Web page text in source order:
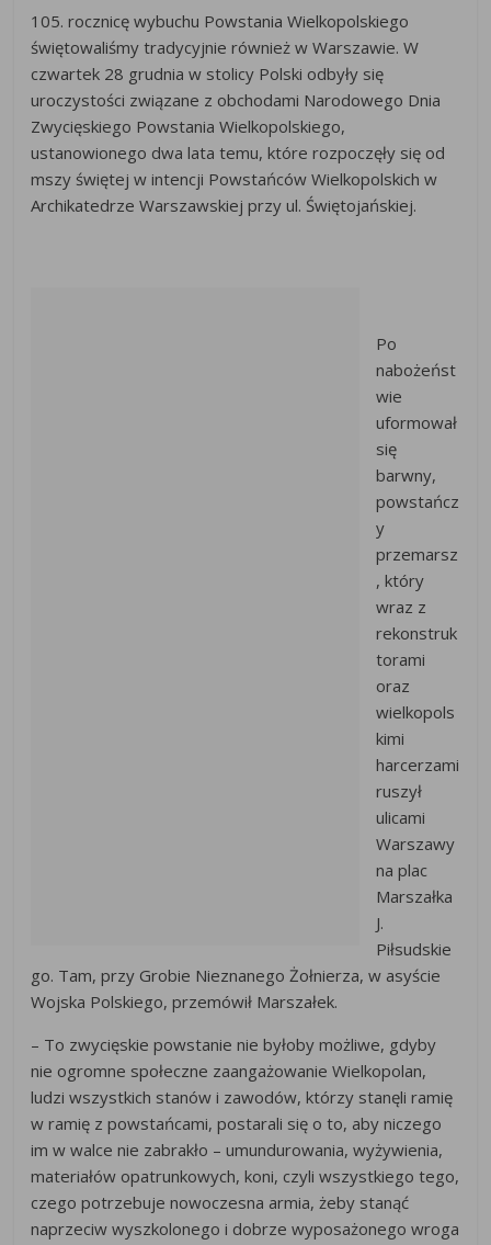
105. rocznicę wybuchu Powstania Wielkopolskiego
świętowaliśmy tradycyjnie również w Warszawie. W
czwartek 28 grudnia w stolicy Polski odbyły się
uroczystości związane z obchodami Narodowego Dnia
Zwycięskiego Powstania Wielkopolskiego,
ustanowionego dwa lata temu, które rozpoczęły się od
mszy świętej w intencji Powstańców Wielkopolskich w
Archikatedrze Warszawskiej przy ul. Świętojańskiej.
Po
nabożeńst
wie
uformował
się
barwny,
powstańcz
y
przemarsz
, który
wraz z
rekonstruk
torami
oraz
wielkopols
kimi
harcerzami
ruszył
ulicami
Warszawy
na plac
Marszałka
J.
Piłsudskie
go. Tam, przy Grobie Nieznanego Żołnierza, w asyście
Wojska Polskiego, przemówił Marszałek.
– To zwycięskie powstanie nie byłoby możliwe, gdyby
nie ogromne społeczne zaangażowanie Wielkopolan,
ludzi wszystkich stanów i zawodów, którzy stanęli ramię
w ramię z powstańcami, postarali się o to, aby niczego
im w walce nie zabrakło – umundurowania, wyżywienia,
materiałów opatrunkowych, koni, czyli wszystkiego tego,
czego potrzebuje nowoczesna armia, żeby stanąć
naprzeciw wyszkolonego i dobrze wyposażonego wroga